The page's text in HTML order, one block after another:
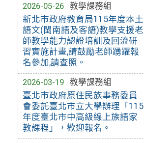
2026-05-26
教學課務組
新北市政府教育局115年度本土
語文(閩南語及客語)教學支援老
師教學能力認證培訓及回流研
習實施計畫,請鼓勵老師踴躍報
名參加,請查照。
2026-03-19
教學課務組
臺北市政府原住民族事務委員
會委託臺北市立大學辦理「115
年度臺北市中高級線上族語家
教課程」，歡迎報名。